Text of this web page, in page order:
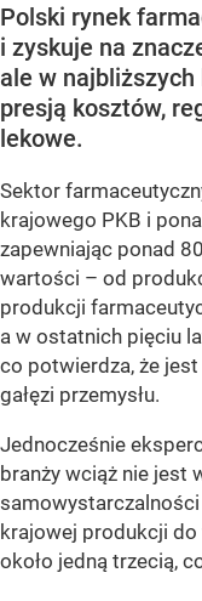
Polski rynek
i zyskuje na
ale w
presją kosztów,
lekowe.
Sektor
krajowego PKB i
zapewniając ponad
wartości – od
produkcji
a w ostatnich pięciu
co potwierdza, że
gałęzi przemysłu.
Jednocześnie
branży wciąż nie jest
krajowej produkcji
około jedną trzecią,